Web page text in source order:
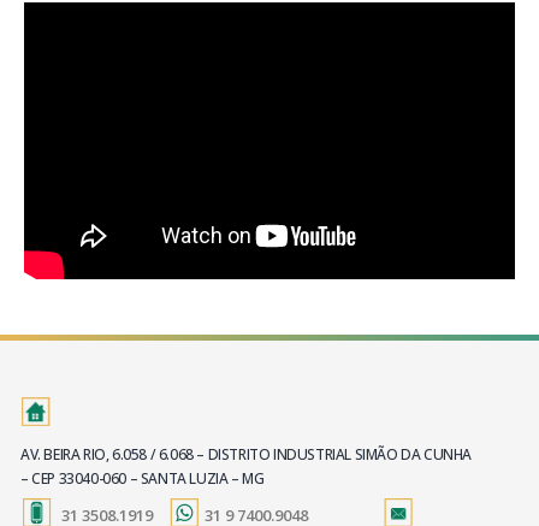
AV. BEIRA RIO, 6.058 / 6.068 – DISTRITO INDUSTRIAL SIMÃO DA CUNHA
– CEP 33040-060 – SANTA LUZIA – MG
31 3508.1919 31 9 7400.9048